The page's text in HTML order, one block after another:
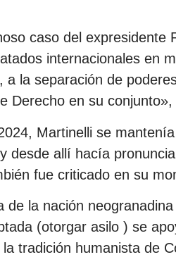
caso del expresidente
internacionales en
a la separación de
Derecho en su
Martinelli se
desde allí hacía
fue criticado en su
de la nación
(otorgar asilo ) se
tradición humanista de